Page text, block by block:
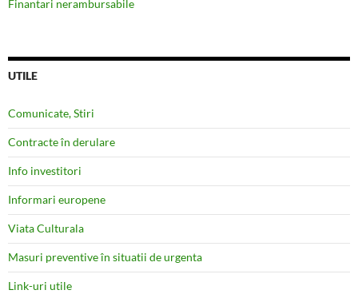
Finantari nerambursabile
UTILE
Comunicate, Stiri
Contracte în derulare
Info investitori
Informari europene
Viata Culturala
Masuri preventive în situatii de urgenta
Link-uri utile